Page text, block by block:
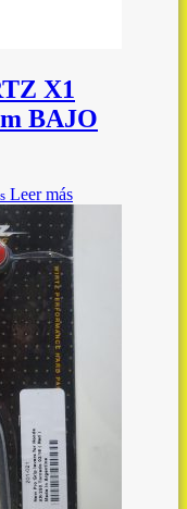
X1
BAJO
Leer más